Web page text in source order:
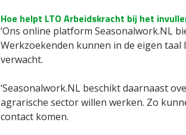
Hoe helpt LTO Arbeidskracht bij het
‘Ons online platform Seasonalwork.NL
Werkzoekenden kunnen in de eigen
verwacht.
‘Seasonalwork.NL beschikt daarnaast
agrarische sector willen werken. Zo
contact komen.